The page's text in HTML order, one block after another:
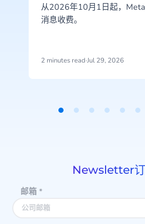
从2026年10月1日起，
消息收费。
2 minutes read·Jul 29, 2026
Newsletter
邮箱*